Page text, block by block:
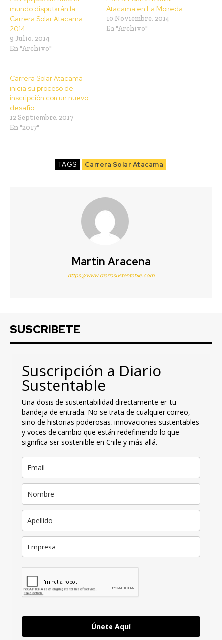
mundo disputarán la
Carrera Solar Atacama
2014
9 Julio, 2014
En "Archivo"
Atacama en La Moneda
10 Noviembre, 2014
En "Archivo"
Carrera Solar Atacama
inicia su proceso de
inscripción con un nuevo
desafío
12 Septiembre, 2017
En "2017"
TAGS Carrera Solar Atacama
Martín Aracena
https://www.diariosustentable.com
SUSCRIBETE
Suscripción a Diario
Sustentable
Una dosis de sustentabilidad directamente en tu
bandeja de entrada. No se trata de cualquier correo,
sino de historias poderosas, innovaciones sustentables
y voces de cambio que están redefiniendo lo que
significa ser sostenible en Chile y más allá.
Únete Aquí